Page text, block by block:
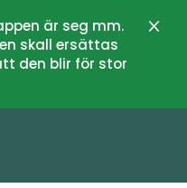
är seg mm.
skall ersättas
den blir för stor